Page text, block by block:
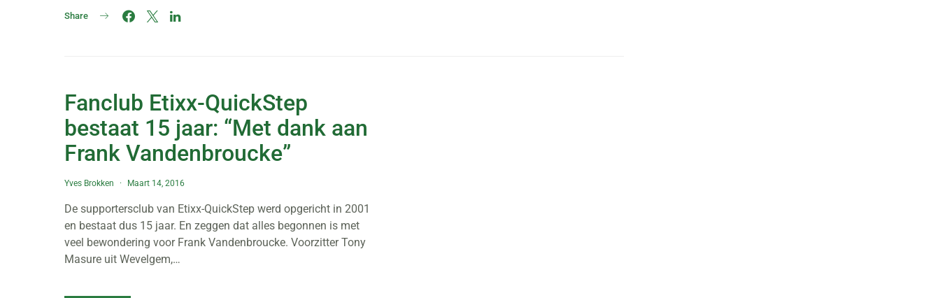
Share
Fanclub Etixx-QuickStep
bestaat 15 jaar: “Met dank aan
Frank Vandenbroucke”
Yves Brokken Maart 14, 2016
De supportersclub van Etixx-QuickStep werd opgericht in 2001
en bestaat dus 15 jaar. En zeggen dat alles begonnen is met
veel bewondering voor Frank Vandenbroucke. Voorzitter Tony
Masure uit Wevelgem,…